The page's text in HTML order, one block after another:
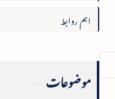
اہم روابط
موضوعات